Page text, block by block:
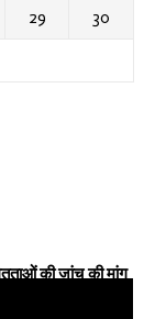
29 30
की जांच की मांग